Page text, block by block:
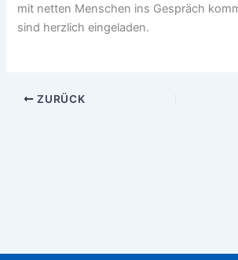
mit netten Menschen ins Gespräch
sind herzlich eingeladen.
ZURÜCK